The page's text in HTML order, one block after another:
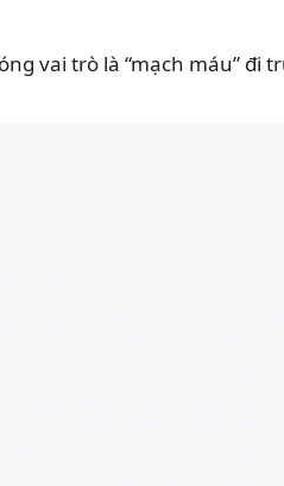
vai trò là “mạch máu”